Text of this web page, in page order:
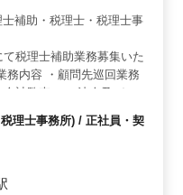
会計ソフトの使用経験
きやすい環境を提供
なっており、年間休日
事とプライベートのバ
。就業時間は8:45〜
・労災・健康・厚生な
経験を活かして新し
ください。
税理士補助業務募集いた
務内容 ・顧問先巡回業務
会計監査） ・法人及び個
・各種税務申告書類の作
・会社設立、事業承継
対策～相続税申告業務
考 週休2日制 ソフト ：
ダー 車通勤可能 現在50
理士事務所) / 正社員・契